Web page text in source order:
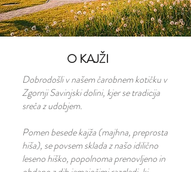
O KAJŽI
Dobrodošli v našem čarobnem kotičku v
Zgornji Savinjski dolini, kjer se tradicija
sreča z udobjem.
Pomen besede kajža (majhna, preprosta
hiša), se povsem sklada z našo idilično
leseno hiško, popolnoma prenovljeno in